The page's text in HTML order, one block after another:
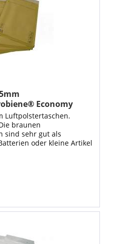
Economy
Luftpolstertaschen.
braunen
sind sehr gut als
oder kleine Artikel